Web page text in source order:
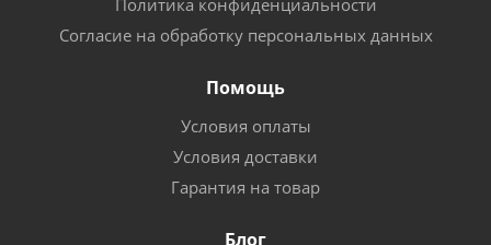
Политика конфиденциальности
Согласие на обработку персональных данных
Помощь
Условия оплаты
Условия доставки
Гарантия на товар
Блог